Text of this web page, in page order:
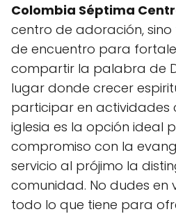
Colombia Séptima
centro de adoración,
de encuentro para
compartir la palabra de
lugar donde crecer
participar en actividades
iglesia es la opción ideal
compromiso con la
servicio al prójimo la
comunidad. No dudes en
todo lo que tiene para